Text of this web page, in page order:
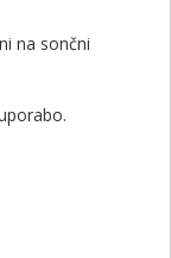
na sončni